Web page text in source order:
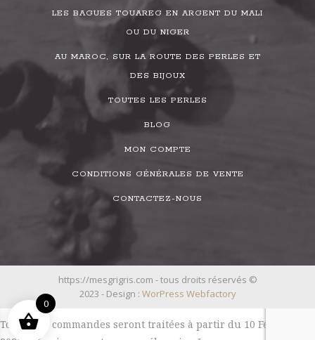
LES BAGUES TOUAREG EN ARGENT DU MALI
OU DU NIGER
AU MAROC, SUR LA ROUTE DES PERLES ET
DES BIJOUX
TOUTES LES PERLES
BLOG
MON COMPTE
CONDITIONS GÉNÉRALES DE VENTE
CONTACTEZ-NOUS
https://mesgrigris.com - tous droits réservés ©
2023 - Design : WorPress Webfactory
Toutes les commandes seront traitées à partir du 10 Février
0